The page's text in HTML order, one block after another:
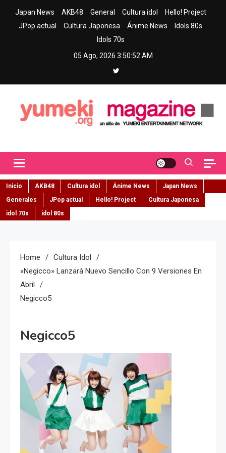
Japan News AKB48 General Cultura idol
Hello! Project
JPop actual
Cultura Japonesa Ánime News
Idols 80s
Idols 70s
05 Ago, 2026 3:50:53 AM
Inicio AKB48 Cultura idol Ánime News
Japan News
Generales
JPop actual Hello! Project
Cultura Japonesa
idol 70s
idol 80s
Home
Cultura Idol
«Negicco» Lanzará Nuevo Sencillo Con 9 Versiones En
Abril
Negicco5
Negicco5